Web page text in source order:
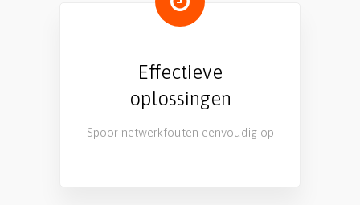
Effectieve
oplossingen
Spoor netwerkfouten eenvoudig op